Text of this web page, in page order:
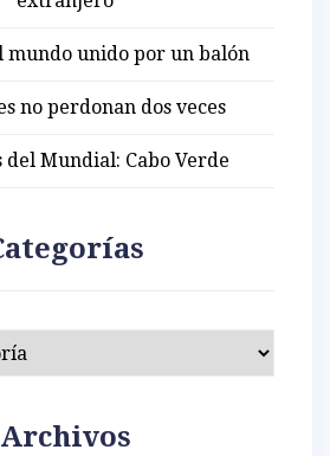
mundo unido por un balón
no perdonan dos veces
del Mundial: Cabo Verde
Archivos